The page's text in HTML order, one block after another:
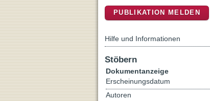
PUBLIKATION MELDEN
Hilfe und Informationen
Stöbern
Dokumentanzeige
Erscheinungsdatum
Autoren